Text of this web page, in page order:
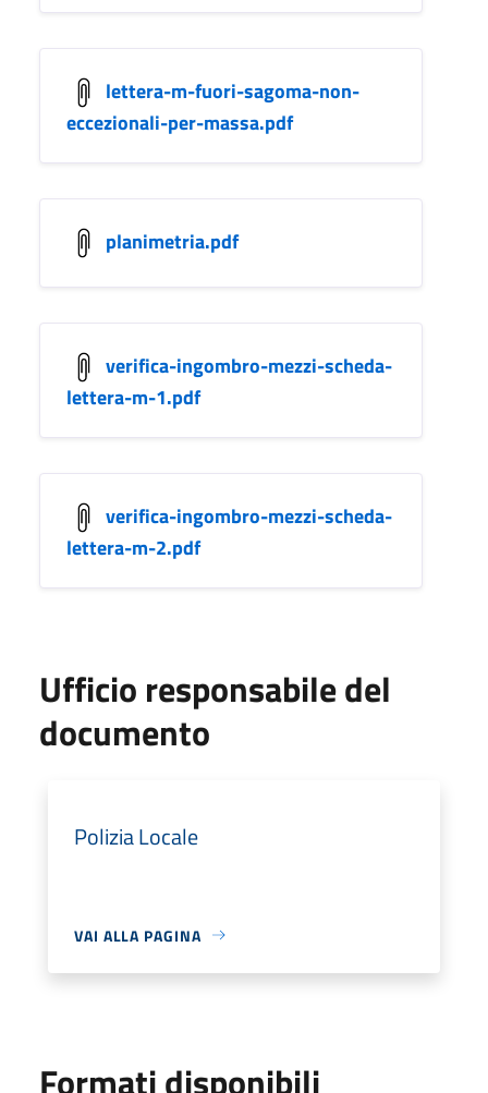
lettera-m-fuori-sagoma-non-
eccezionali-per-massa.pdf
planimetria.pdf
verifica-ingombro-mezzi-scheda-
lettera-m-1.pdf
verifica-ingombro-mezzi-scheda-
lettera-m-2.pdf
Ufficio responsabile del
documento
Polizia Locale
VAI ALLA PAGINA
Formati disponibili